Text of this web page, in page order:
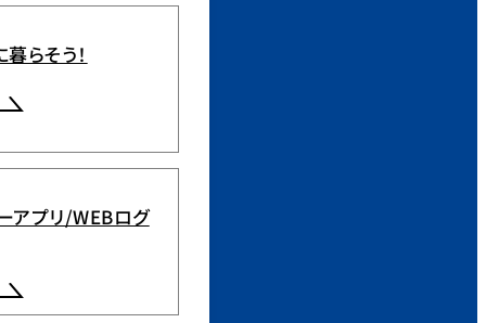
らそう！
アプリ/WEBログ